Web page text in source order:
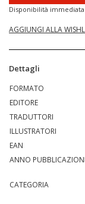
Disponibilità immediata
AGGIUNGI ALLA
Dettagli
FORMATO
EDITORE
TRADUTTORI
ILLUSTRATORI
EAN
ANNO
CATEGORIA